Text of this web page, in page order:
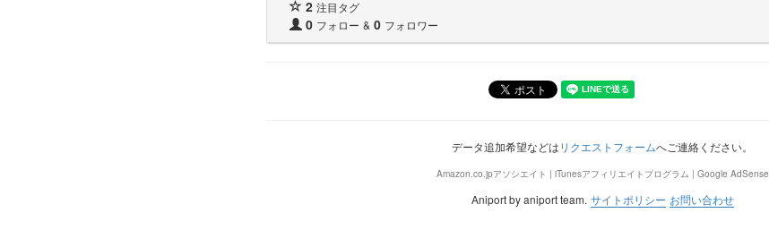
2 注目タグ
0 フォロー & 0 フォロワー
データ追加希望などはリクエストフォームへご連絡ください。
Amazon.co.jpアソシエイト | iTunesアフィリエイトプログラム | Google AdSense
Aniport by aniport team. サイトポリシー お問い合わせ